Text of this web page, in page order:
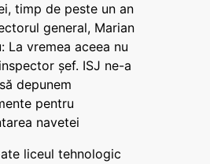
timp de peste un an
general, Marian
La vremea aceea nu
șef. ISJ ne-a
depunem
pentru
navetei
liceul tehnologic